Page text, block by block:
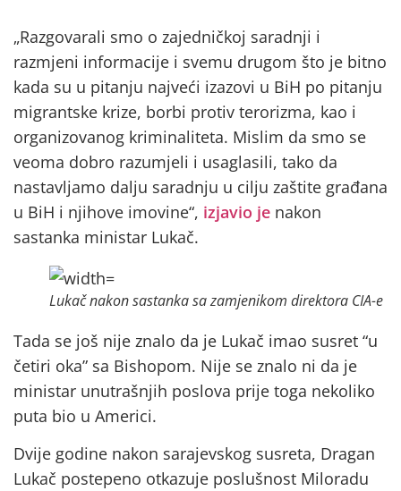
„Razgovarali smo o zajedničkoj saradnji i
razmjeni informacije i svemu drugom što je bitno
kada su u pitanju najveći izazovi u BiH po pitanju
migrantske krize, borbi protiv terorizma, kao i
organizovanog kriminaliteta. Mislim da smo se
veoma dobro razumjeli i usaglasili, tako da
nastavljamo dalju saradnju u cilju zaštite građana
u BiH i njihove imovine“, izjavio je nakon
sastanka ministar Lukač.
Lukač nakon sastanka sa zamjenikom direktora CIA-e
Tada se još nije znalo da je Lukač imao susret “u
četiri oka” sa Bishopom. Nije se znalo ni da je
ministar unutrašnjih poslova prije toga nekoliko
puta bio u Americi.
Dvije godine nakon sarajevskog susreta, Dragan
Lukač postepeno otkazuje poslušnost Miloradu